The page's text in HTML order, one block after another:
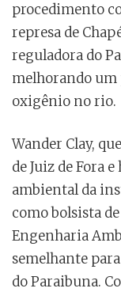
procedimento
represa de
reguladora do
melhorando um
oxigênio no rio.
Wander Clay,
de Juiz de Fora
ambiental da
como bolsista
Engenharia
semelhante
do Paraibuna.